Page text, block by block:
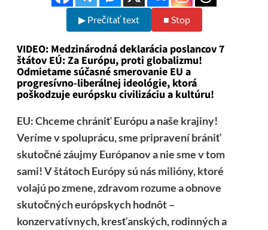
▶ Prečítať text ■ Stop
VIDEO: Medzinárodná deklarácia poslancov 7
štátov EÚ: Za Európu, proti globalizmu!
Odmietame súčasné smerovanie EU a
progresívno-liberálnej ideológie, ktorá
poškodzuje európsku civilizáciu a kultúru!
EU: Chceme chrániť Európu a naše krajiny!
Veríme v spoluprácu, sme pripravení brániť
skutočné záujmy Európanov a nie sme v tom
sami! V štátoch Európy sú nás milióny, ktoré
volajú po zmene, zdravom rozume a obnove
skutočných európskych hodnôt –
konzervatívnych, kresťanských, rodinných a